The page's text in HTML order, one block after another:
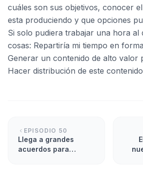
cuáles son sus objetivos, conocer
esta produciendo y que opciones
Si solo pudiera trabajar una hora al
cosas: Repartiría mi tiempo en
Generar un contenido de alto valor
Hacer distribución de este
EPISODIO 50
Llega a grandes
acuerdos para